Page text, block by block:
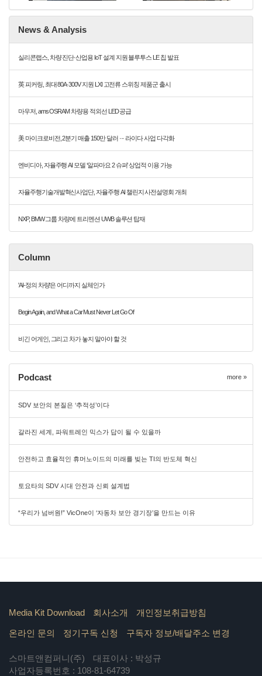
News & Analysis
실리콘랩스, 차량 진단·산업용 IoT 설계 지원 블루투스 LE 칩 발표
英 피커링, 최대 80A·300V 지원 LXI 고전류 스위칭 제품군 출시
마우저, ams OSRAM 차량용 적외선 LED 공급
美 마이크로비전, 2분기 매출 150만 달러 ··· 라이다 사업 다각화
엔비디아, 자율주행 AI 모델 ‘알파마요 2 슈퍼’ 상업적 이용 가능
자율주행기술개발혁신사업단, 자율주행 AI 챌린지 사전설명회 개최
NXP, BMW 그룹 차량에 트리멘션 UWB 솔루션 탑재
Column
'AI-정의 차량'은 어디까지 실체인가
Begin Again, and What a Car Must Never Let Go Of
비긴 어게인, 그리고 차가 놓지 말아야 할 것
Podcast more »
SDV 보안의 본질은 ‘추적성’이다
갈라진 세계, 파워트레인 믹스가 답이 될 수 있을까
안전하고 효율적인 휴머노이드의 미래를 빚는 TI의 반도체 혁신
토요타의 SDV 시대 안전과 신뢰 설계법
“우리가 넘버원!” VicOne이 ‘자동차 보안 경기장’을 만드는 이유
Media Kit Download 회사소개 개인정보취급방침
온라인 문의 정기구독 신청 구독자 정보/배달주소 변경
스마트앤컴퍼니(주)
대표이사 : 박성규
사업자등록번호 : 108-81-64739